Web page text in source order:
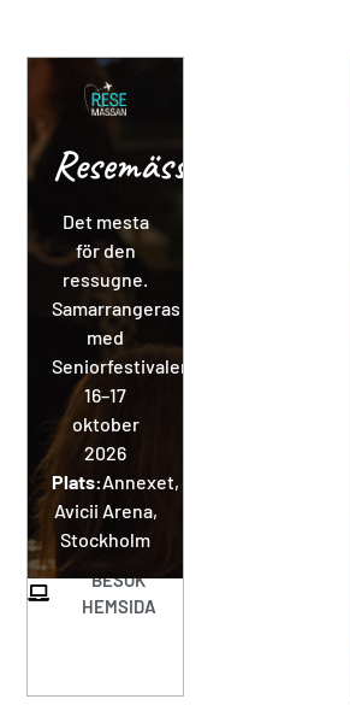
Resemässan
Det mesta
för den
ressugne.
Samarrangeras
med
Seniorfestivalen.
16–17
oktober
2026
Plats:Annexet,
Avicii Arena,
Stockholm
BESÖK
HEMSIDA